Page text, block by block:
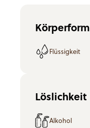
Körperform
Flüssigkeit
Löslichkeit
Alkohol